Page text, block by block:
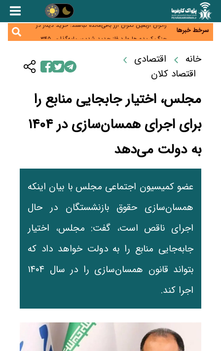
سرخط خبرها
همایش و مسابقه نذری ماه صفر برگزار شد
زائران اربعین نگران ارز باقی‌مانده نباشند؛ خرید دینار در
بانک‌ها و صرافی‌ها
جنگ کریدورها وارد فاز جدید شد؛ سرمایه‌گذاری ۳۴۵
میلیارد دلاری اوراسیا تا ۲۰۳۵
شبکه کمتر توسعه می‌یابد
تأمین سرمایه در گردش بدون خلق نقدینگی؛ نقش
جدید سیاست‌های مالیاتی در حمایت از تولید
خانه
اقتصادی
اقتصاد کلان
مجلس، اختیار جابجایی منابع را
برای اجرای همسان‌سازی در ۱۴۰۴
به دولت می‌دهد
عضو کمیسیون اجتماعی مجلس با بیان اینکه
همسان‌سازی حقوق بازنشستگان در حال
اجرای ناقص است، گفت: مجلس، اختیار
جابه‌جایی منابع را به دولت خواهد داد که
بتواند قانون همسان‌سازی را در سال ۱۴۰۴
اجرا کند.